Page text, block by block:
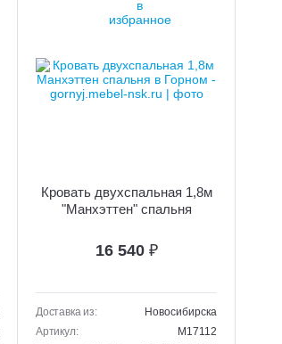
Кровать двухспальная 1,8м
"Манхэттен" спальня
16 540 ₽
Доставка из:
Новосибирска
Артикул:
M17112